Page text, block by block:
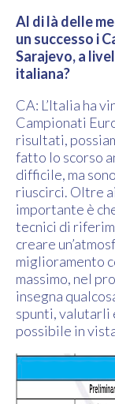
Al di là delle
un successo i
Sarajevo, a
italiana?
CA: L’Italia ha
Campionati
risultati,
fatto lo scorso
difficile, ma
riuscirci. Oltre
importante è
tecnici di
creare
miglioramento
massimo, nel
insegna
spunti, valutarli
possibile in